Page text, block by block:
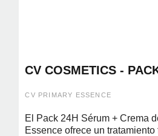
CV COSMETICS -
CV PRIMARY ESSENCE
El Pack 24H Sérum + Crema
Essence ofrece un